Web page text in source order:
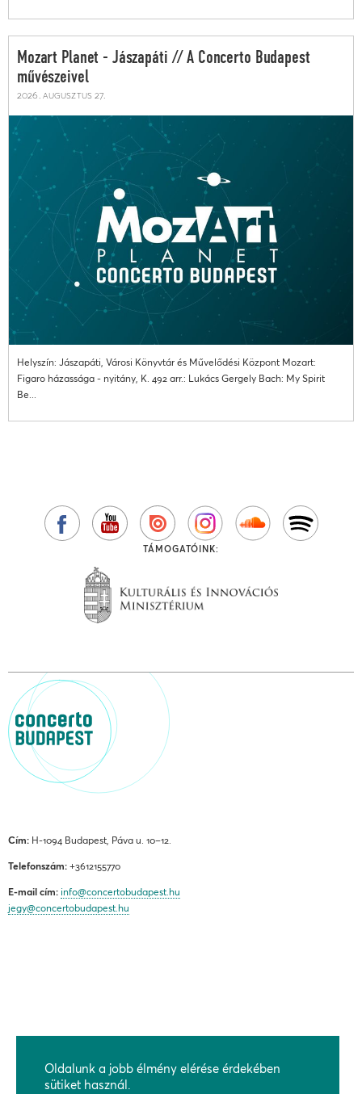
Mozart Planet - Jászapáti // A Concerto Budapest
művészeivel
2026. augusztus 27.
Helyszín: Jászapáti, Városi Könyvtár és Művelődési Központ Mozart:
Figaro házassága - nyitány, K. 492 arr.: Lukács Gergely Bach: My Spirit
Be...
TÁMOGATÓINK:
Cím: H-1094 Budapest, Páva u. 10–12.
Telefonszám: +3612155770
E-mail cím: info@concertobudapest.hu
jegy@concertobudapest.hu
ADATKEZELÉSI ÉS ADATVÉDELMI TÁJÉKOZTATÓ
BEJELENTÉSI RENDSZEREK
Oldalunk a jobb élmény elérése érdekében
sütiket használ.